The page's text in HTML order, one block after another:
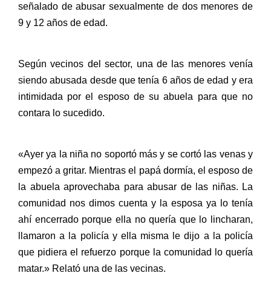
señalado de abusar sexualmente de dos menores de
9 y 12 años de edad.
Según vecinos del sector, una de las menores venía
siendo abusada desde que tenía 6 años de edad y era
intimidada por el esposo de su abuela para que no
contara lo sucedido.
«Ayer ya la niña no soportó más y se cortó las venas y
empezó a gritar. Mientras el papá dormía, el esposo de
la abuela aprovechaba para abusar de las niñas. La
comunidad nos dimos cuenta y la esposa ya lo tenía
ahí encerrado porque ella no quería que lo lincharan,
llamaron a la policía y ella misma le dijo a la policía
que pidiera el refuerzo porque la comunidad lo quería
matar.» Relató una de las vecinas.